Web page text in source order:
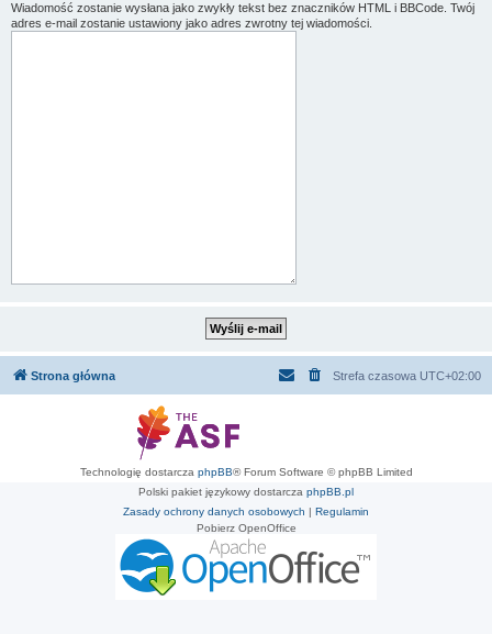
Wiadomość zostanie wysłana jako zwykły tekst bez znaczników HTML i BBCode. Twój
adres e-mail zostanie ustawiony jako adres zwrotny tej wiadomości.
Strona główna Strefa czasowa UTC+02:00
Technologię dostarcza phpBB® Forum Software © phpBB Limited
Polski pakiet językowy dostarcza phpBB.pl
Zasady ochrony danych osobowych | Regulamin
Pobierz OpenOffice